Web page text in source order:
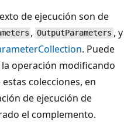
de ejecución son de
, OutputParameters , y
. Puede
operación modificando
colecciones, en
de ejecución de
el complemento.